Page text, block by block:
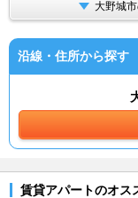
大野城
沿線・住所から探す
賃貸アパートのオス